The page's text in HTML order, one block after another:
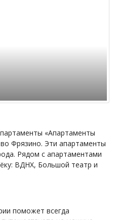
«Апартаменты
Фрязино. Эти апартаменты
Рядом с апартаментами
ВДНХ, Большой театр и
поможет всегда